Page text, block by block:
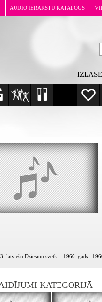
AUDIO IERAKSTU KATALOGS
latviešu Dziesmu svētki - 1960. gads.:
KATEGORIJĀ